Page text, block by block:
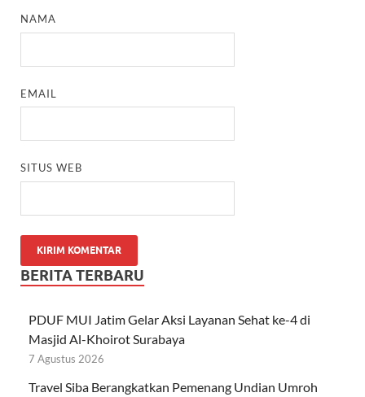
NAMA
EMAIL
SITUS WEB
BERITA TERBARU
PDUF MUI Jatim Gelar Aksi Layanan Sehat ke-4 di
Masjid Al-Khoirot Surabaya
7 Agustus 2026
Travel Siba Berangkatkan Pemenang Undian Umroh